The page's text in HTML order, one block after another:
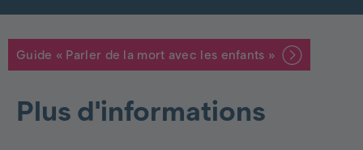
Guide « Parler de la mort avec les enfants »
Plus d'informations